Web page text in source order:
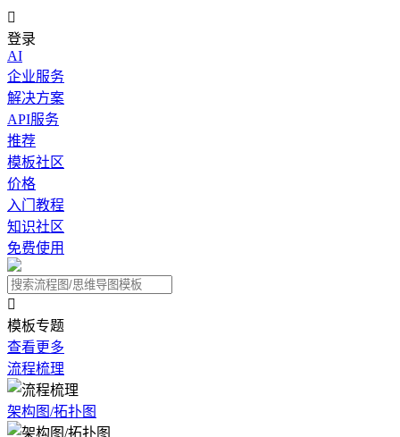

登录
AI
企业服务
解决方案
API服务
推荐
模板社区
价格
入门教程
知识社区
免费使用

模板专题
查看更多
流程梳理
架构图/拓扑图